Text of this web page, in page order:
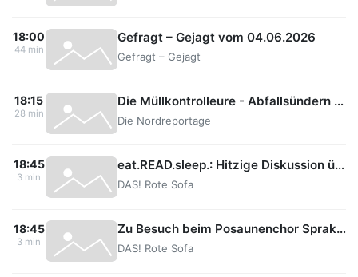
18:00
44 min
Gefragt – Gejagt vom 04.06.2026
Gefragt – Gejagt
18:15
28 min
Die Müllkontrolleure - Abfallsündern auf der Spur
Die Nordreportage
18:45
3 min
eat.READ.sleep.: Hitzige Diskussion über Autorin Elisabeth Strout
DAS! Rote Sofa
18:45
3 min
Zu Besuch beim Posaunenchor Sprakensehl
DAS! Rote Sofa